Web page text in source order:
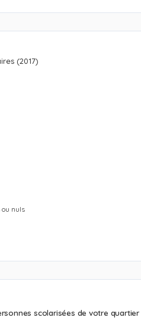
(2017)
ou nuls
scolarisées de votre quartier